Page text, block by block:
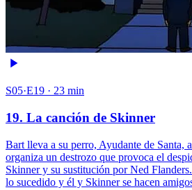
S05·E19 · 23 min
19. La canción de Skinner
Bart lleva a su perro, Ayudante de Santa,
organiza un destrozo que provoca el
Skinner y su sustitución por Ned
lo sucedido y él y Skinner se hacen